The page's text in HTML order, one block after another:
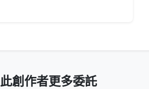
此創作者更多委託